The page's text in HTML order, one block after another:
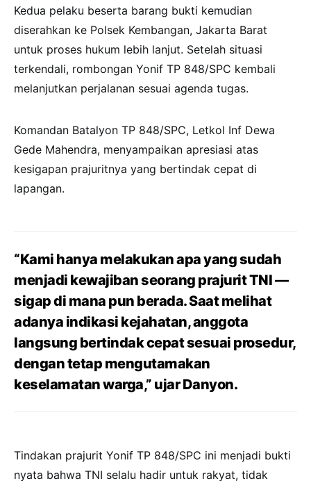
Kedua pelaku beserta barang bukti kemudian
diserahkan ke Polsek Kembangan, Jakarta Barat
untuk proses hukum lebih lanjut. Setelah situasi
terkendali, rombongan Yonif TP 848/SPC kembali
melanjutkan perjalanan sesuai agenda tugas.
Komandan Batalyon TP 848/SPC, Letkol Inf Dewa
Gede Mahendra, menyampaikan apresiasi atas
kesigapan prajuritnya yang bertindak cepat di
lapangan.
“Kami hanya melakukan apa yang sudah
menjadi kewajiban seorang prajurit TNI —
sigap di mana pun berada. Saat melihat
adanya indikasi kejahatan, anggota
langsung bertindak cepat sesuai prosedur,
dengan tetap mengutamakan
keselamatan warga,” ujar Danyon.
Tindakan prajurit Yonif TP 848/SPC ini menjadi bukti
nyata bahwa TNI selalu hadir untuk rakyat, tidak